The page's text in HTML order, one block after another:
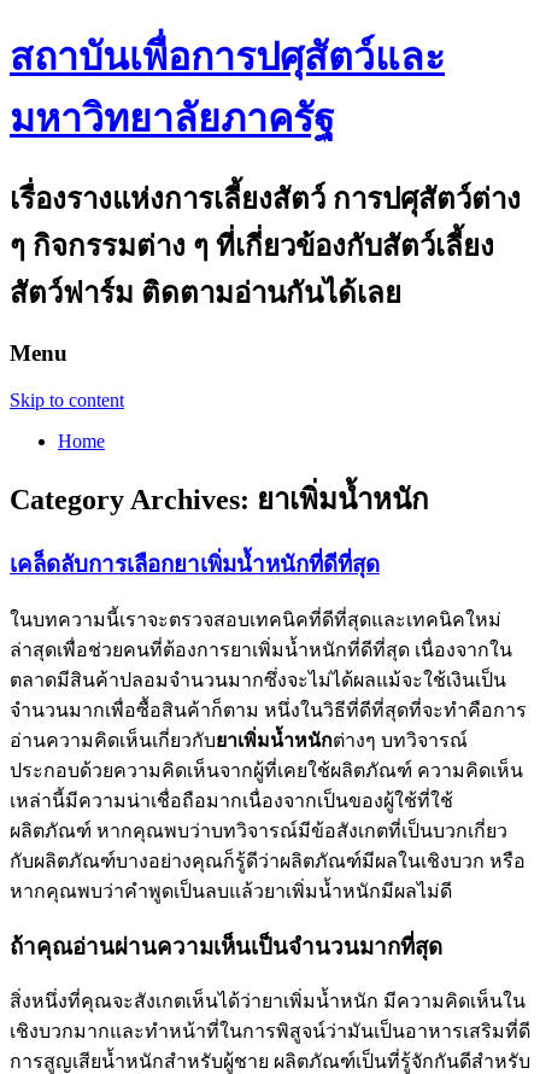
สถาบันเพื่อการปศุสัตว์และ
มหาวิทยาลัยภาครัฐ
เรื่องรางแห่งการเลี้ยงสัตว์ การปศุสัตว์ต่าง
ๆ กิจกรรมต่าง ๆ ที่เกี่ยวข้องกับสัตว์เลี้ยง
สัตว์ฟาร์ม ติดตามอ่านกันได้เลย
Menu
Skip to content
Home
Category Archives: ยาเพิ่มน้ำหนัก
เคล็ดลับการเลือกยาเพิ่มน้ำหนักที่ดีที่สุด
ในบทความนี้เราจะตรวจสอบเทคนิคที่ดีที่สุดและเทคนิคใหม่
ล่าสุดเพื่อช่วยคนที่ต้องการยาเพิ่มน้ำหนักที่ดีที่สุด เนื่องจากใน
ตลาดมีสินค้าปลอมจำนวนมากซึ่งจะไม่ได้ผลแม้จะใช้เงินเป็น
จำนวนมากเพื่อซื้อสินค้าก็ตาม หนึ่งในวิธีที่ดีที่สุดที่จะทำคือการ
อ่านความคิดเห็นเกี่ยวกับยาเพิ่มน้ำหนักต่างๆ บทวิจารณ์
ประกอบด้วยความคิดเห็นจากผู้ที่เคยใช้ผลิตภัณฑ์ ความคิดเห็น
เหล่านี้มีความน่าเชื่อถือมากเนื่องจากเป็นของผู้ใช้ที่ใช้
ผลิตภัณฑ์ หากคุณพบว่าบทวิจารณ์มีข้อสังเกตที่เป็นบวกเกี่ยว
กับผลิตภัณฑ์บางอย่างคุณก็รู้ดีว่าผลิตภัณฑ์มีผลในเชิงบวก หรือ
หากคุณพบว่าคำพูดเป็นลบแล้วยาเพิ่มน้ำหนักมีผลไม่ดี
ถ้าคุณอ่านผ่านความเห็นเป็นจำนวนมากที่สุด
สิ่งหนึ่งที่คุณจะสังเกตเห็นได้ว่ายาเพิ่มน้ำหนัก มีความคิดเห็นใน
เชิงบวกมากและทำหน้าที่ในการพิสูจน์ว่ามันเป็นอาหารเสริมที่ดี
การสูญเสียน้ำหนักสำหรับผู้ชาย ผลิตภัณฑ์เป็นที่รู้จักกันดีสำหรับ